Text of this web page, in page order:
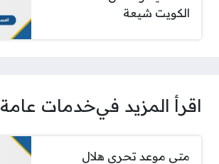
الكويت شيعة
اقرأ المزيد فيخدمات عامة
متى موعد تحري هلال